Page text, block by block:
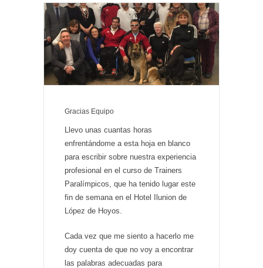
Gracias Equipo
Llevo unas cuantas horas
enfrentándome a esta hoja en blanco
para escribir sobre nuestra experiencia
profesional en el curso de Trainers
Paralímpicos, que ha tenido lugar este
fin de semana en el Hotel Ilunion de
López de Hoyos.
Cada vez que me siento a hacerlo me
doy cuenta de que no voy a encontrar
las palabras adecuadas para